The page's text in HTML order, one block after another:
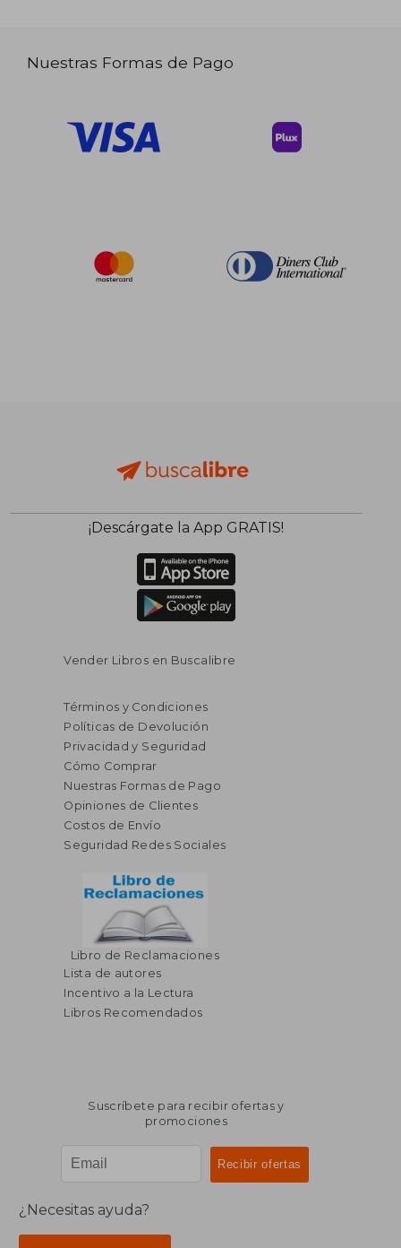
Nuestras Formas de Pago
¡Descárgate la App GRATIS!
Vender Libros en Buscalibre
Términos y Condiciones
Políticas de Devolución
Privacidad y Seguridad
Cómo Comprar
Nuestras Formas de Pago
Opiniones de Clientes
Costos de Envío
Seguridad Redes Sociales
Libro de Reclamaciones
Lista de autores
Incentivo a la Lectura
Libros Recomendados
Suscríbete para recibir ofertas y
promociones
¿Necesitas ayuda?